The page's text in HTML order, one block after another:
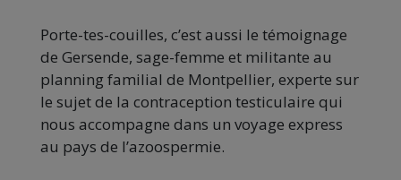
Porte-tes-couilles, c’est aussi le témoignage
de Gersende, sage-femme et militante au
planning familial de Montpellier, experte sur
le sujet de la contraception testiculaire qui
nous accompagne dans un voyage express
au pays de l’azoospermie.